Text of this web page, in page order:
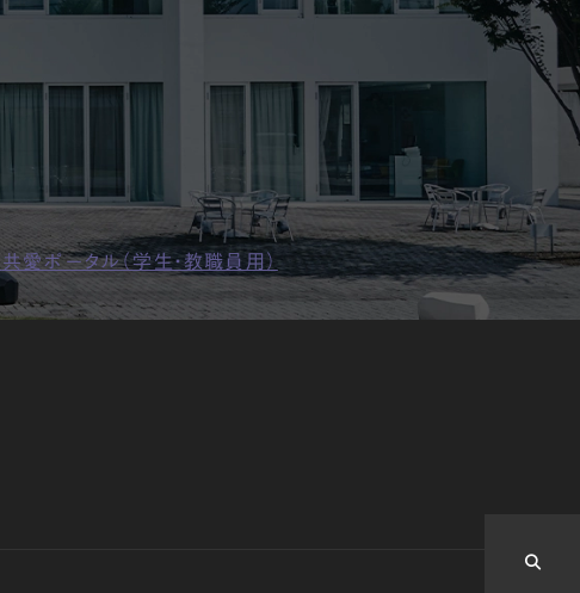
共愛ポータル（学生・教職員用）